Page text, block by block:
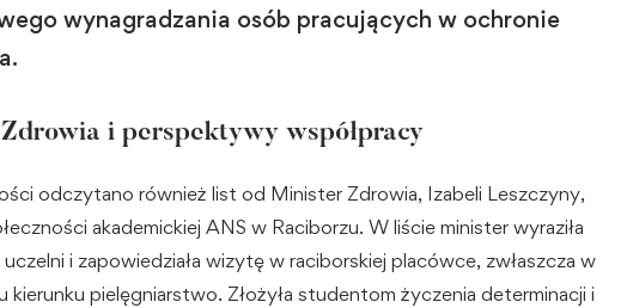
wynagradzania osób pracujących w ochronie
i perspektywy współpracy
odczytano również list od Minister Zdrowia, Izabeli Leszczyny,
akademickiej ANS w Raciborzu. W liście minister wyraziła
uczelni i zapowiedziała wizytę w raciborskiej placówce, zwłaszcza w
kierunku pielęgniarstwo. Złożyła studentom życzenia determinacji i